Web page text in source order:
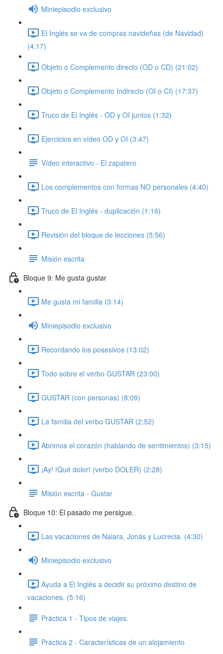
Miniepisodio exclusivo
El Inglés se va de compras navideñas (de Navidad)
(4:17)
Objeto o Complemento directo (OD o CD) (21:02)
Objeto o Complemento Indirecto (OI o CI) (17:37)
Truco de El Inglés - OD y OI juntos (1:32)
Ejercicios en vídeo OD y OI (3:47)
Vídeo interactivo - El zapatero
Los complementos con formas NO personales (4:40)
Truco de El Inglés - duplicación (1:16)
Revisión del bloque de lecciones (5:56)
Misión escrita
Bloque 9: Me gusta gustar
Me gusta mi familia (3:14)
Miniepisodio exclusivo
Recordando los posesivos (13:02)
Todo sobre el verbo GUSTAR (23:00)
GUSTAR (con personas) (8:09)
La familia del verbo GUSTAR (2:52)
Abrimos el corazón (hablando de sentimientos) (3:15)
¡Ay! !Qué dolor! (verbo DOLER) (2:28)
Misión escrita - Gustar
Bloque 10: El pasado me persigue.
Las vacaciones de Naiara, Jonás y Lucrecia. (4:30)
Miniepisodio exclusivo
Ayuda a El Inglés a decidir su próximo destino de
vacaciones. (5:16)
Práctica 1 - Tipos de viajes.
Práctica 2 - Características de un alojamiento